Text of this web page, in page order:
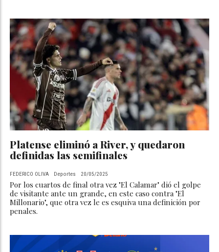
Platense eliminó a River, y quedaron
definidas las semifinales
FEDERICO OLIVA Deportes 20/05/2025
Por los cuartos de final otra vez "El Calamar" dió el golpe
de visitante ante un grande, en este caso contra "El
Millonario", que otra vez le es esquiva una definición por
penales.